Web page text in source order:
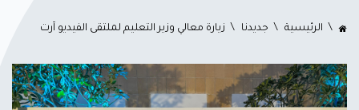
اﻟﺮﺋﻴﺴﻴﺔ جديدنا زيارة معالي وزير التعليم لملتقى الفيديو آرت